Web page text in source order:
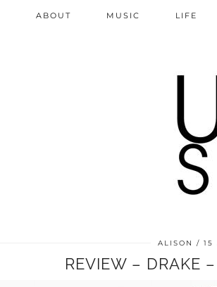
ABOUT MUSIC LIFE
ALISON 15
REVIEW – DRAKE